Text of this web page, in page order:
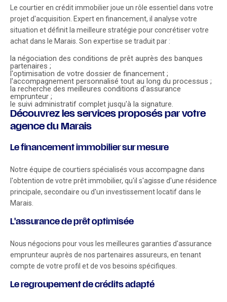
Le courtier en crédit immobilier joue un rôle essentiel dans votre
projet d'acquisition. Expert en financement, il analyse votre
situation et définit la meilleure stratégie pour concrétiser votre
achat dans le Marais. Son expertise se traduit par :
la négociation des conditions de prêt auprès des banques
partenaires ;
l'optimisation de votre dossier de financement ;
l'accompagnement personnalisé tout au long du processus ;
la recherche des meilleures conditions d'assurance
emprunteur ;
le suivi administratif complet jusqu'à la signature.
Découvrez les services proposés par votre
agence du Marais
Le financement immobilier sur mesure
Notre équipe de courtiers spécialisés vous accompagne dans
l'obtention de votre prêt immobilier, qu'il s'agisse d'une résidence
principale, secondaire ou d'un investissement locatif dans le
Marais.
L'assurance de prêt optimisée
Nous négocions pour vous les meilleures garanties d'assurance
emprunteur auprès de nos partenaires assureurs, en tenant
compte de votre profil et de vos besoins spécifiques.
Le regroupement de crédits adapté